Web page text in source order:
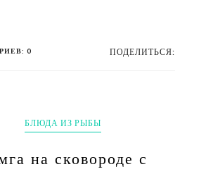
0 ПОДЕЛИТЬСЯ:
БЛЮДА ИЗ РЫБЫ
на сковороде с